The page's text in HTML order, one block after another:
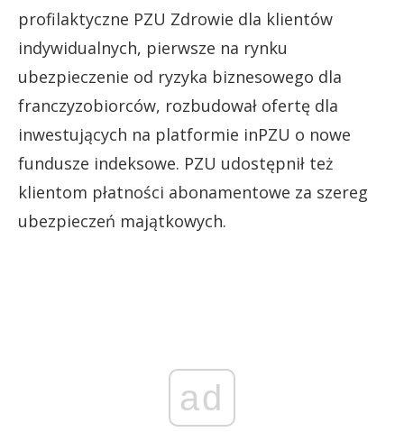
profilaktyczne PZU Zdrowie dla klientów
indywidualnych, pierwsze na rynku
ubezpieczenie od ryzyka biznesowego dla
franczyzobiorców, rozbudował ofertę dla
inwestujących na platformie inPZU o nowe
fundusze indeksowe. PZU udostępnił też
klientom płatności abonamentowe za szereg
ubezpieczeń majątkowych.
ad